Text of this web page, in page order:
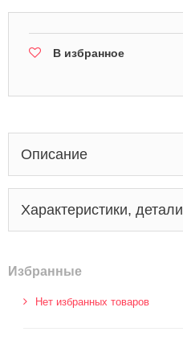
В избранное
Описание
Характеристики, детали
Избранные
Нет избранных товаров